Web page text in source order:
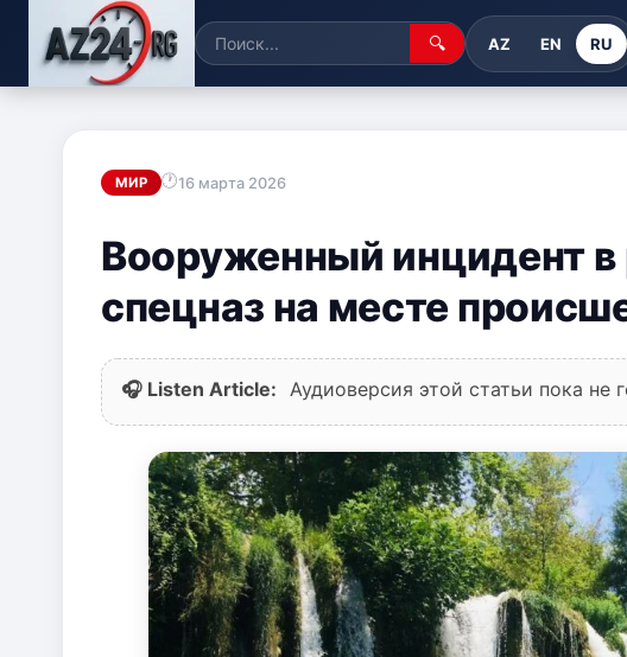
🔍 AZ EN RU
МИР 16 марта 2026
Вооруженный инцидент в
спецназ на месте
🎧 Listen Article: Аудиоверсия этой статьи пока не